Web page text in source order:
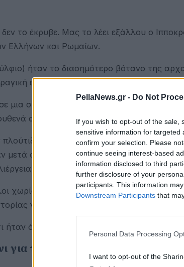
PellaNews.gr - Do Not
If you wish to opt-out of the sale,
sensitive information for targeted
confirm your selection. Please
continue seeing interest-based
information disclosed to third
further disclosure of your
participants. This information
Downstream Participants that
Personal Data Processing
I want to opt-out of the
δεν το έκρυβε. Μας το λέει εξάλλου ο
Ελλήνων και Ρωμαίων.
ήταν το διασημότερο βότανο της
ειρωνεία, και όσο σπάνιο χρειαζόταν
μια στενή λωρίδα γης στην Κυρήνη, εκεί
αλλού, φέρνοντας στον νου τη
καθώς το λαχταρούσε όλος ο
μετά οι Ρωμαίοι στέλνοντάς το στα
και η μαζική συγκομιδή του
χωρίς σίλφιο και θα έπρεπε να βρουν
να πονοκεφαλιάζει ακόμα και σήμερα
ήταν όμως ακριβώς;
για τα πάντα